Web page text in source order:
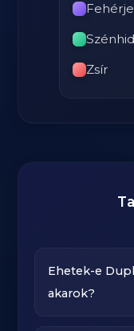
Fehérje
Zsír
Ehetek-e
akarok?